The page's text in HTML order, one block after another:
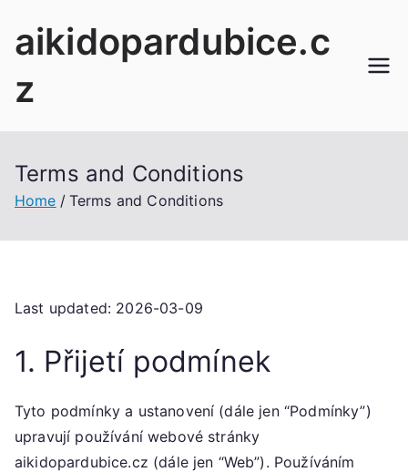
aikidopardubice.c
z
Terms and Conditions
Home Terms and Conditions
Last updated: 2026-03-09
1. Přijetí podmínek
Tyto podmínky a ustanovení (dále jen “Podmínky”)
upravují používání webové stránky
aikidopardubice.cz (dále jen “Web”). Používáním